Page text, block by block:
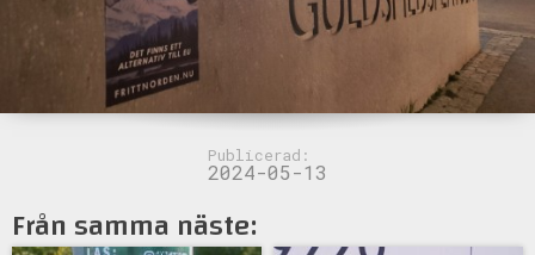
Publicerad:
2024-05-13
Från samma näste: